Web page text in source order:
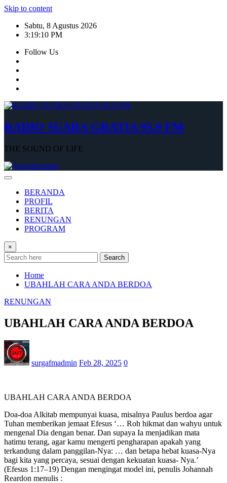
Skip to content
Sabtu, 8 Agustus 2026
3:19:10 PM
Follow Us
RADIO SUARA GRATIA 95.9 FM
THE SOUND OF LIFE
BERANDA
PROFIL
BERITA
RENUNGAN
PROGRAM
×
Search
Home
UBAHLAH CARA ANDA BERDOA
RENUNGAN
UBAHLAH CARA ANDA BERDOA
surgafmadmin Feb 28, 2025 0
UBAHLAH CARA ANDA BERDOA
Doa-doa Alkitab mempunyai kuasa, misalnya Paulus berdoa agar
Tuhan memberikan jemaat Efesus ‘… Roh hikmat dan wahyu untuk
mengenal Dia dengan benar. Dan supaya Ia menjadikan mata
hatimu terang, agar kamu mengerti pengharapan apakah yang
terkandung dalam panggilan-Nya: … dan betapa hebat kuasa-Nya
bagi kita yang percaya, sesuai dengan kekuatan kuasa- Nya.’
(Efesus 1:17–19) Dengan mengingat model ini, penulis Johannah
Reardon menulis :